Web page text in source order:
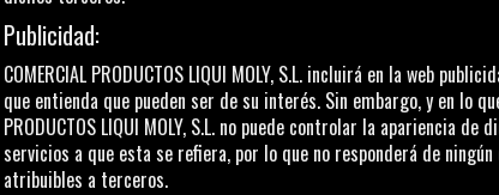
Publicidad:
COMERCIAL PRODUCTOS LIQUI MOLY, S.L.incluirá en la web
que entienda que pueden ser de su interés. Sin embargo, y en lo
PRODUCTOS LIQUI MOLY, S.L.no puede controlar la apariencia de
servicios a que esta se refiera, por lo que no responderá de
atribuibles a terceros.